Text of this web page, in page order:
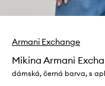
Armani Exchange
Mikina Armani
dámská, černá barva, s